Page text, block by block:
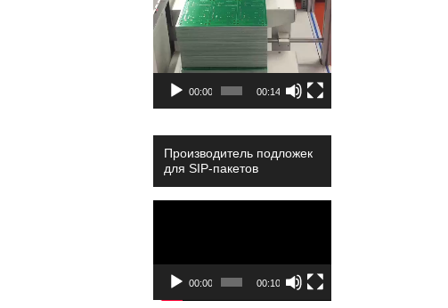
00:00 00:14
Производитель подложек
для SIP-пакетов
00:00 00:10